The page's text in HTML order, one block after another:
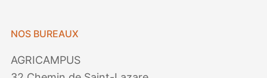
NOS BUREAUX
AGRICAMPUS